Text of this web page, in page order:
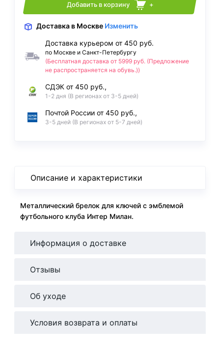
Добавить в корзину +
Доставка в Москве Изменить
Доставка курьером от 450 руб.
по Москве и Санкт-Петербургу
(Бесплатная доставка от 5999 руб. (Предложение
не распространяется на обувь.))
СДЭК от 450 руб.,
1-2 дня (В регионах от 3-5 дней)
Почтой России от 450 руб.,
3-5 дней (В регионах от 5-7 дней)
Описание и характеристики
Металлический брелок для ключей с эмблемой
футбольного клуба Интер Милан.
Информация о доставке
Отзывы
Об уходе
Условия возврата и оплаты